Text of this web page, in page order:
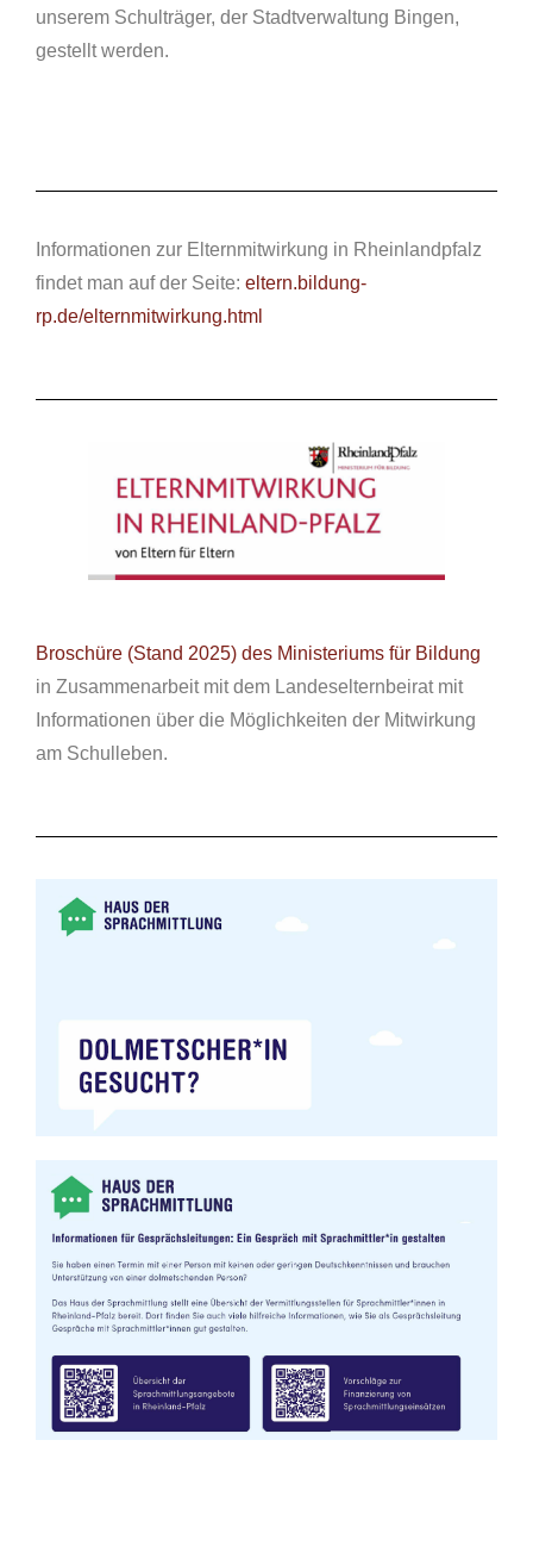
unserem Schulträger, der Stadtverwaltung Bingen,
gestellt werden.
Informationen zur Elternmitwirkung in Rheinlandpfalz
findet man auf der Seite: eltern.bildung-
rp.de/elternmitwirkung.html
Broschüre (Stand 2025) des Ministeriums für Bildung
in Zusammenarbeit mit dem Landeselternbeirat mit
Informationen über die Möglichkeiten der Mitwirkung
am Schulleben.